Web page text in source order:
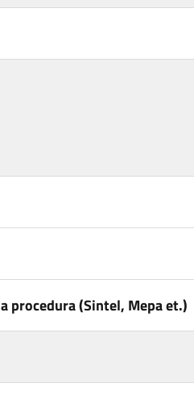
procedura (Sintel, Mepa et.)